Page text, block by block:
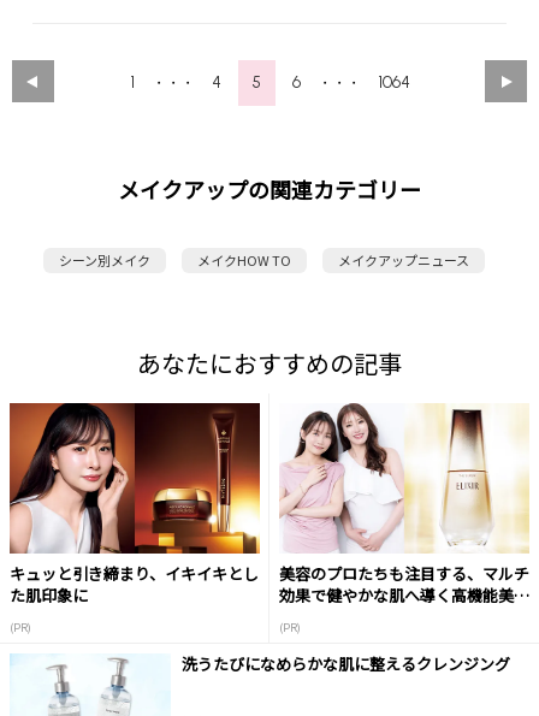
1 ・・・ 4 5 6 ・・・ 1064
メイクアップの関連カテゴリー
シーン別メイク メイクHOW TO メイクアップニュース
あなたにおすすめの記事
キュッと引き締まり、イキイキとし
た肌印象に
(PR)
美容のプロたちも注目する、マルチ
効果で健やかな肌へ導く高機能美容
(PR)
洗うたびになめらかな肌に整えるクレンジング